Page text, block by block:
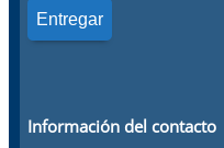
Información del contacto